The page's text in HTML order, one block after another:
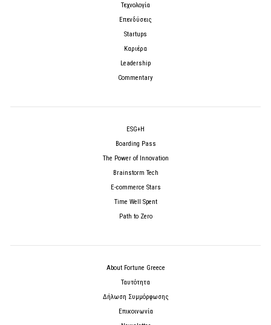
Τεχνολογία
Επενδύσεις
Startups
Καριέρα
Leadership
Commentary
ESG+H
Boarding Pass
The Power of Innovation
Brainstorm Tech
E-commerce Stars
Time Well Spent
Path to Zero
About Fortune Greece
Ταυτότητα
Δήλωση Συμμόρφωσης
Επικοινωνία